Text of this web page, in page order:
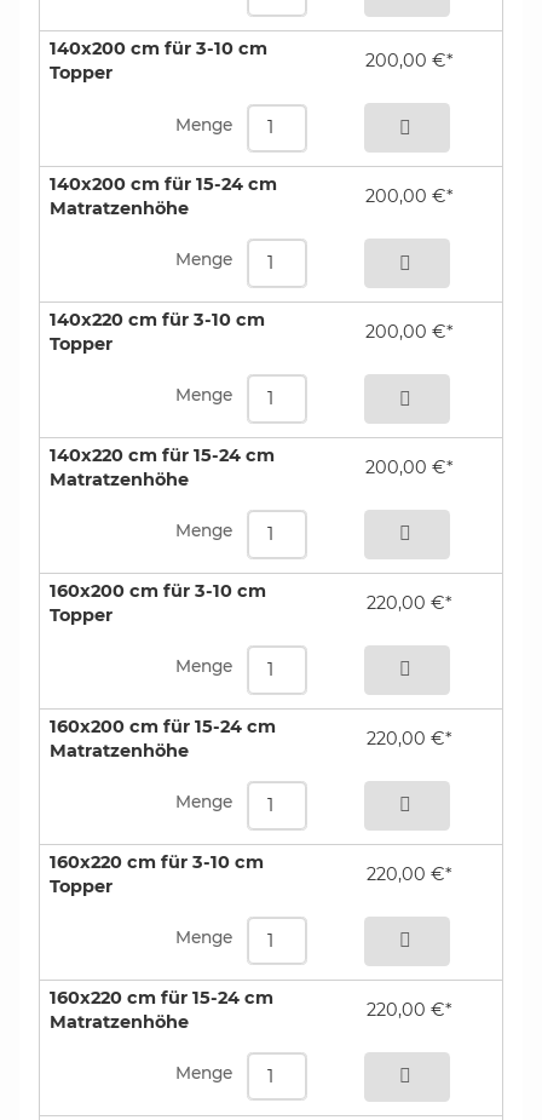
140x200 cm für 3-10 cm
Topper
Menge
200,00 €*
140x200 cm für 15-24 cm
Matratzenhöhe
Menge
200,00 €*
140x220 cm für 3-10 cm
Topper
Menge
200,00 €*
140x220 cm für 15-24 cm
Matratzenhöhe
Menge
200,00 €*
160x200 cm für 3-10 cm
Topper
Menge
220,00 €*
160x200 cm für 15-24 cm
Matratzenhöhe
Menge
220,00 €*
160x220 cm für 3-10 cm
Topper
Menge
220,00 €*
160x220 cm für 15-24 cm
Matratzenhöhe
Menge
220,00 €*